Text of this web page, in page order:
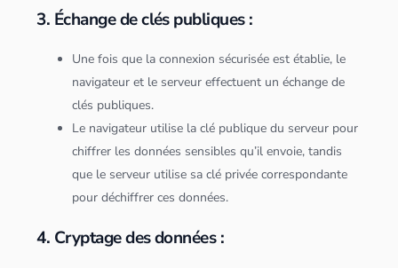
3. Échange de clés publiques :
Une fois que la connexion sécurisée est établie, le
navigateur et le serveur effectuent un échange de
clés publiques.
Le navigateur utilise la clé publique du serveur pour
chiffrer lesdonnées sensibles qu’il envoie, tandis
que le serveur utilise sa clé privée correspondante
pour déchiffrer cesdonnées.
4. Cryptage des données :